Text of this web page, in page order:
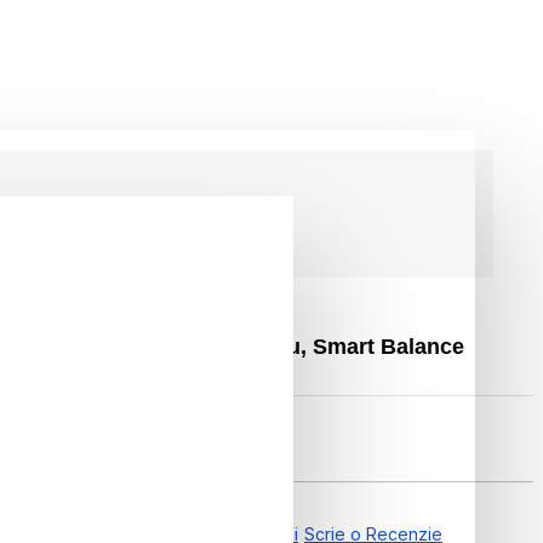
Ergonomic Albastru, Smart Balance
0.00 din 0 Recenzii Scrie o Recenzie